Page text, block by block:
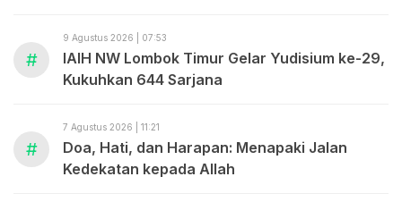
#
9 Agustus 2026 | 07:53
IAIH NW Lombok Timur Gelar Yudisium ke-29,
Kukuhkan 644 Sarjana
#
7 Agustus 2026 | 11:21
Doa, Hati, dan Harapan: Menapaki Jalan
Kedekatan kepada Allah